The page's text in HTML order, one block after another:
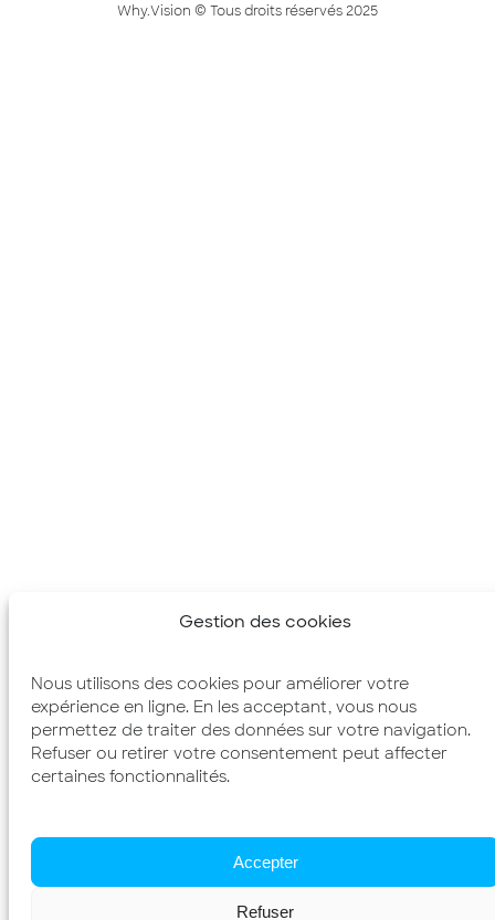
Gestion des cookies
Nous utilisons des cookies pour améliorer votre
expérience en ligne. En les acceptant, vous nous
permettez de traiter des données sur votre navigation.
Refuser ou retirer votre consentement peut affecter
certaines fonctionnalités.
Accepter
Refuser
Why.Vision © Tous droits réservés 2025